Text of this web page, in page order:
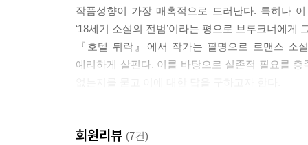
작품성향이 가장 매혹적으로 드러난다. 특히나
‘18세기 소설의 전범’이라는 평으로 브루크너에게
『호텔 뒤락』에서 작가는 필명으로 로맨스 소
예리하게 살핀다. 이를 바탕으로 실존적 필요를
여성의 현실에 대한 자아성찰적 물음
회원리뷰 (7건)